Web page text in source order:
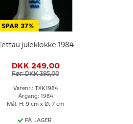
SPAR 37%
Tettau juleklokke 1984
DKK 249,00
Før: DKK 395,00
Varenr.: TXK1984
Årgang: 1984
Mål: H: 9 cm x Ø: 7 cm
PÅ LAGER